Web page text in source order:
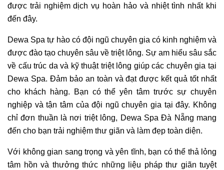
được trải nghiệm dịch vụ hoàn hảo và nhiệt tình nhất khi
đến đây.
Dewa Spa tự hào có đội ngũ chuyên gia có kinh nghiệm và
được đào tạo chuyên sâu về triệt lông. Sự am hiểu sâu sắc
về cấu trúc da và kỹ thuật triệt lông giúp các chuyên gia tại
Dewa Spa. Đảm bảo an toàn và đạt được kết quả tốt nhất
cho khách hàng. Bạn có thể yên tâm trước sự chuyên
nghiệp và tận tâm của đội ngũ chuyên gia tại đây. Không
chỉ đơn thuần là nơi triệt lông, Dewa Spa Đà Nẵng mang
đến cho bạn trải nghiệm thư giãn và làm đẹp toàn diện.
Với không gian sang trọng và yên tĩnh, bạn có thể thả lỏng
tâm hồn và thưởng thức những liệu pháp thư giãn tuyệt